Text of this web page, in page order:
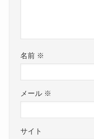
名前 ※
メール ※
サイト